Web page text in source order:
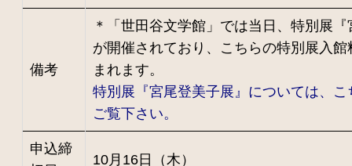
備考
＊「世田谷文学館」では当日、特別展
が開催されており、こちらの特別展入
まれます。
特別展『宮尾登美子展』については、
ご覧下さい。
申込締
10月16日（木）